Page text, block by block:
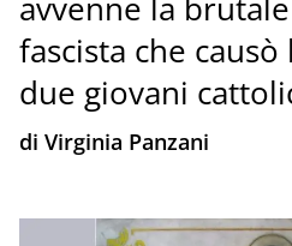
avvenne la
fascista che
due giovani
di Virginia Panzani